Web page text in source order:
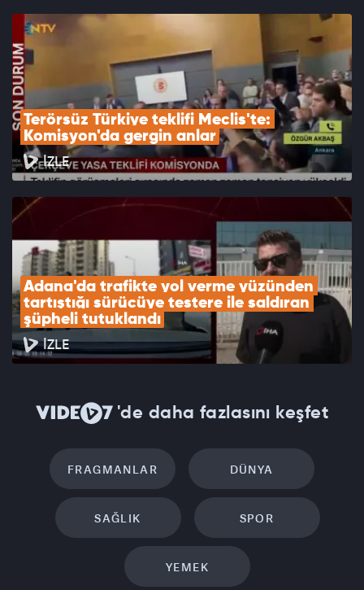
Terörsüz Türkiye teklifi Meclis'te:
Komisyon'da gergin anlar
İZLE
Adana'da trafikte yol verme yüzünden
tartıştığı sürücüye testere ile saldıran
şüpheli tutuklandı
İZLE
'de daha fazlasını keşfet
FRAGMANLAR DÜNYA
SAĞLIK SPOR
YEMEK